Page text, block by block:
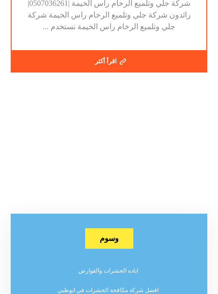
شركة جلي وتلميع الرخام راس الخيمة |0507036261|
رائدون شركة جلي وتلميع الرخام راس الخيمة شركة
جلي وتلميع الرخام راس الخيمة نستخدم ...
اقرأ أكثر
وسوم
اباده الحشرات والقوارض
افضل شركة مكافحة الحشرات في ابوظبي